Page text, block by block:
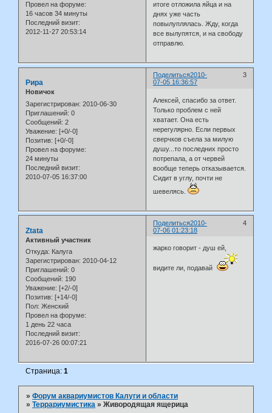
Провел на форуме:
16 часов 34 минуты
Последний визит:
2012-11-27 20:53:14
итоге отложила яйца и на
днях уже часть
повылуплялась. Жду, когда
все вылупятся, и на свободу
отправлю.
Поделиться 3
2010-
07-05 16:36:57
Рира
Новичок
Зарегистрирован: 2010-06-30
Приглашений: 0
Сообщений: 2
Уважение: [+0/-0]
Позитив: [+0/-0]
Провел на форуме:
24 минуты
Последний визит:
2010-07-05 16:37:00
Алексей, спасибо за ответ.
Только проблем с ней
хватает. Она есть
нерегулярно. Если первых
сверчков съела за милую
душу...то последних просто
потрепала, а от червей
вообще теперь отказывается.
Сидит в углу, почти не
шевелясь.
Поделиться 4
2010-
07-06 01:23:18
Ztata
Активный участник
Откуда: Калуга
Зарегистрирован: 2010-04-12
Приглашений: 0
Сообщений: 190
Уважение: [+2/-0]
Позитив: [+14/-0]
Пол: Женский
Провел на форуме:
1 день 22 часа
Последний визит:
2016-07-26 00:07:21
жарко говорит - душ ей,
видите ли, подавай
Страница:1
»Форум аквариумистов Калуги и области
»Террариумистика »Живородящая ящерица